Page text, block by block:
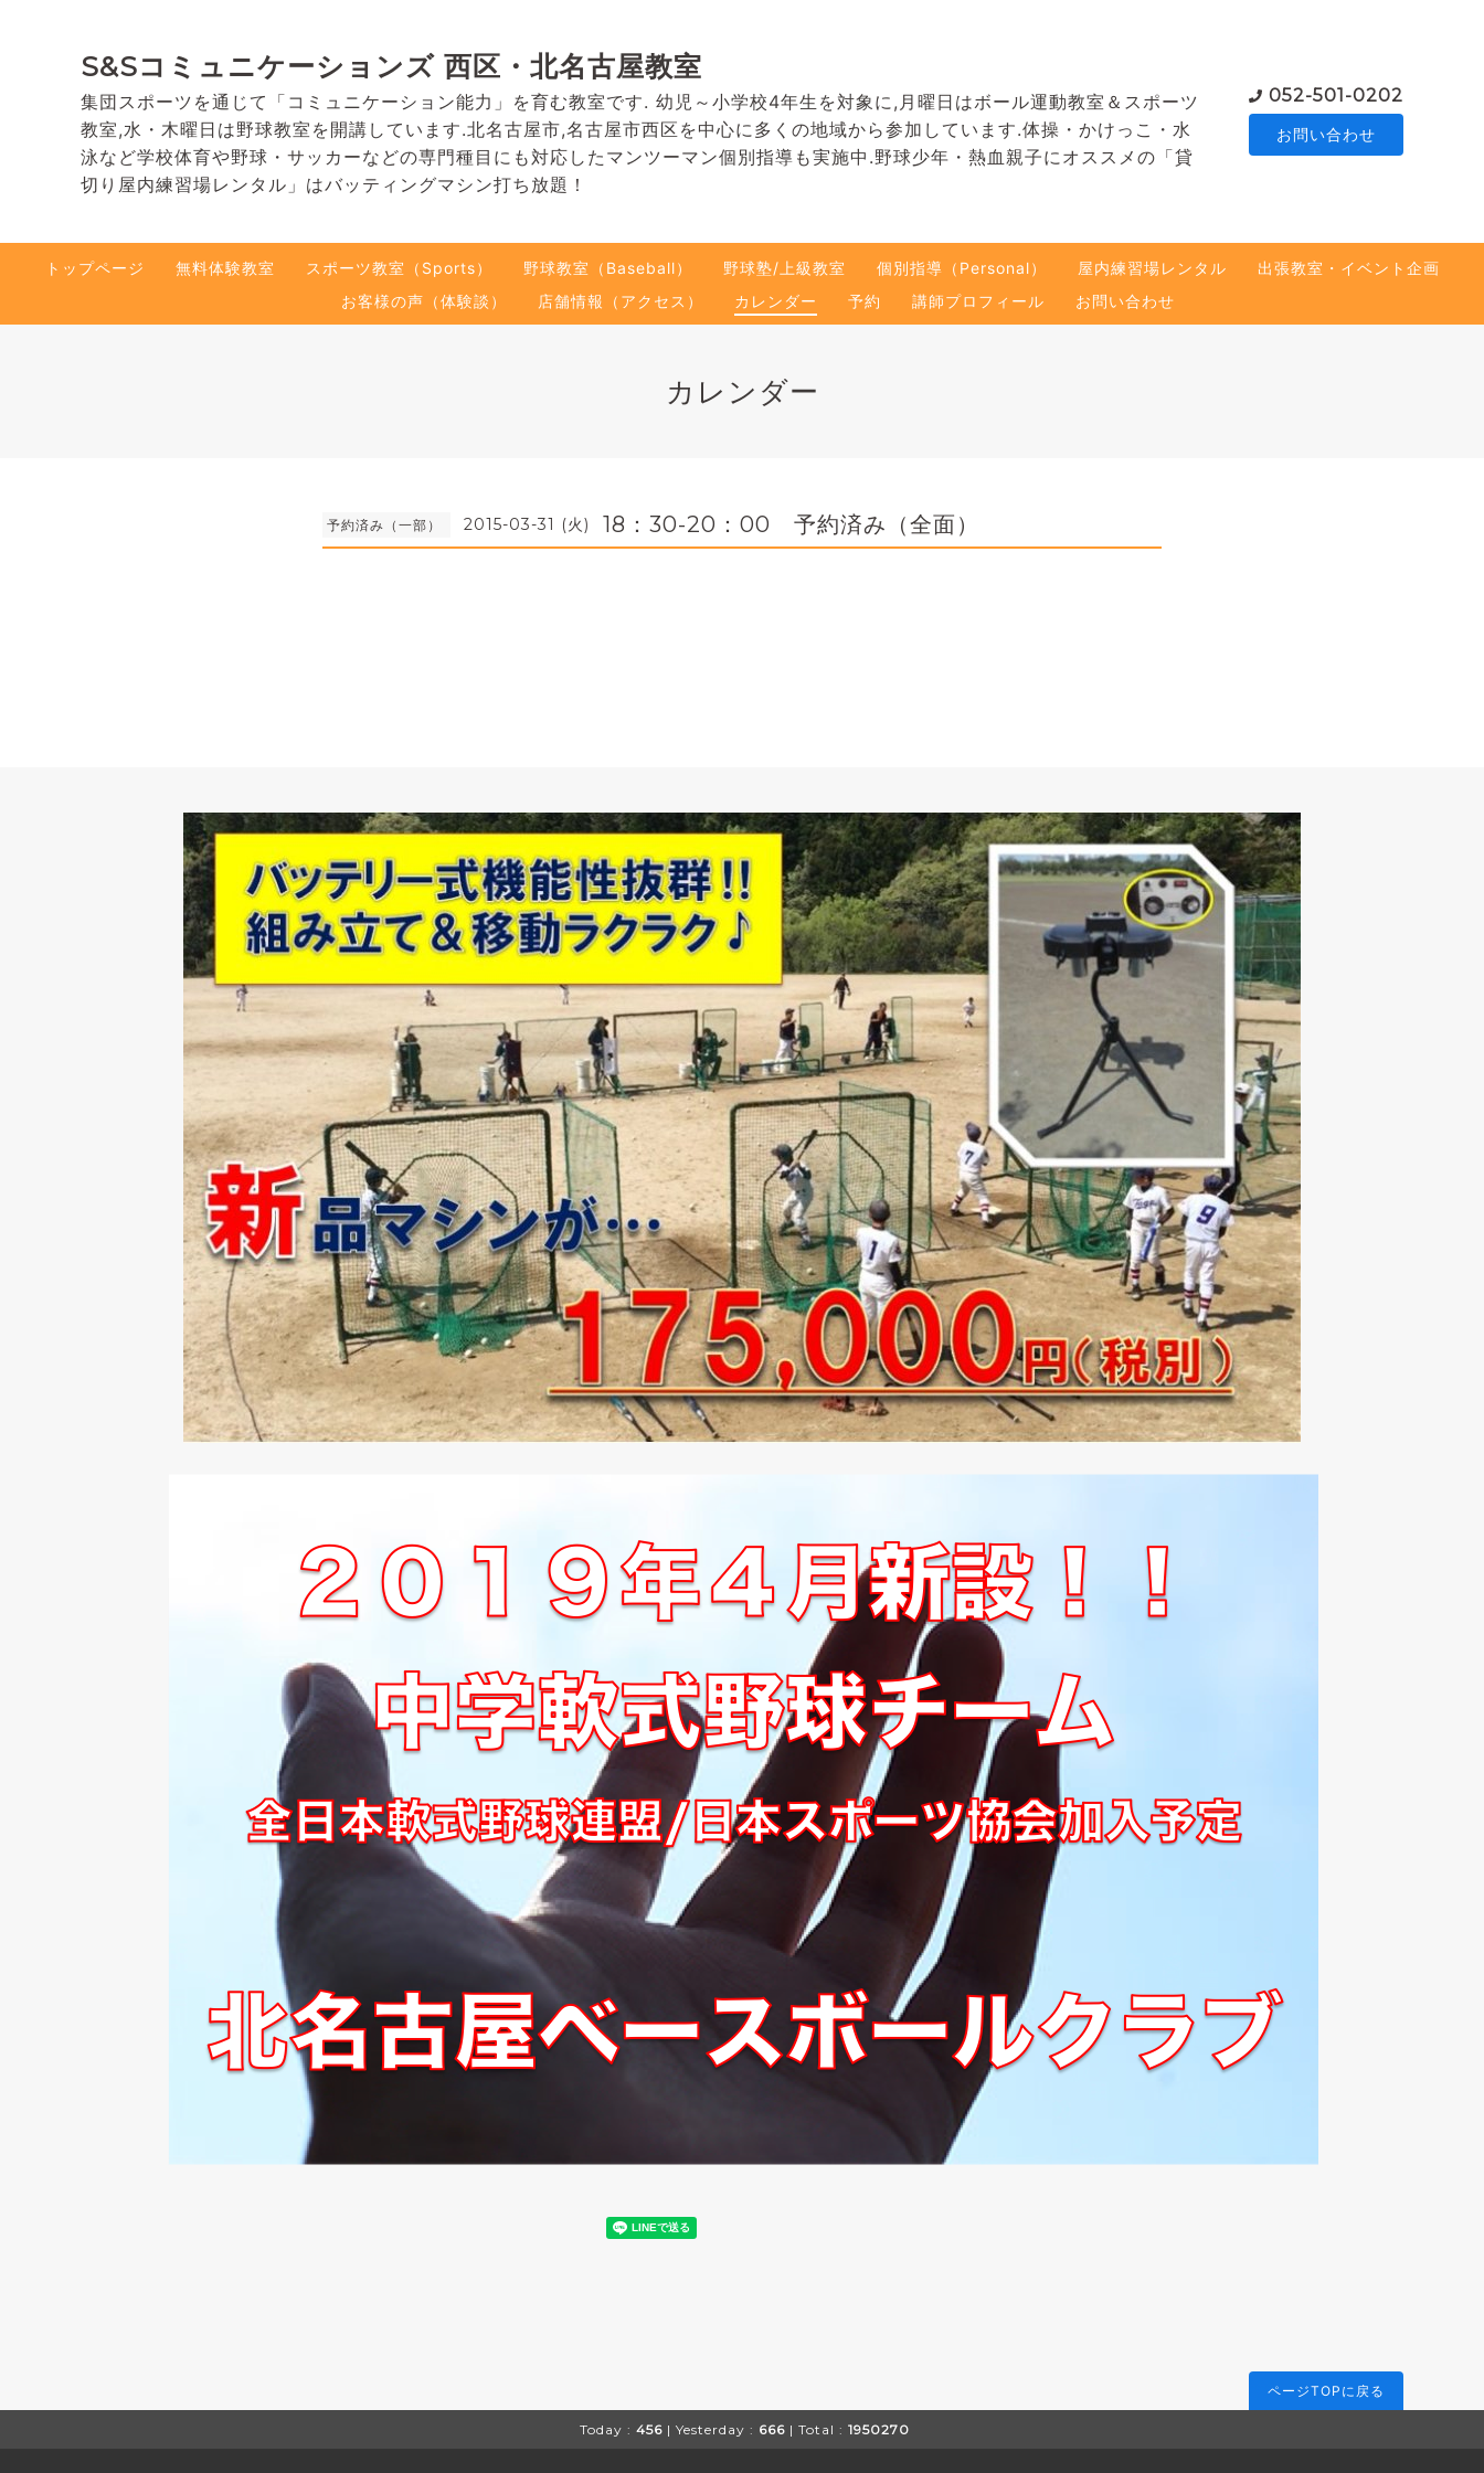
S&Sコミュニケーションズ 西区・北名古屋教室
集団スポーツを通じて「コミュニケーション能力」を育む教室です. 幼児～小学校4年生を対象に,月曜日はボール運動教室＆スポーツ
教室,水・木曜日は野球教室を開講しています.北名古屋市,名古屋市西区を中心に多くの地域から参加しています.体操・かけっこ・水
泳など学校体育や野球・サッカーなどの専門種目にも対応したマンツーマン個別指導も実施中.野球少年・熱血親子にオススメの「貸
切り屋内練習場レンタル」はバッティングマシン打ち放題！
052-501-0202
お問い合わせ
トップページ 無料体験教室 スポーツ教室（Sports） 野球教室（Baseball） 野球塾/上級教室 個別指導（Personal） 屋内練習場レンタル
出張教室・イベント企画
お客様の声（体験談）
店舗情報（アクセス） カレンダー 予約 講師プロフィール お問い合わせ
カレンダー
予約済み（一部） 2015-03-31 (火) 18：30-20：00 予約済み（全面）
ページTOPに戻る
Today : 456 | Yesterday : 666 | Total : 1950270